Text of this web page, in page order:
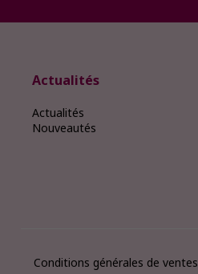
Actualités
Actualités
Nouveautés
Conditions générales de ventes